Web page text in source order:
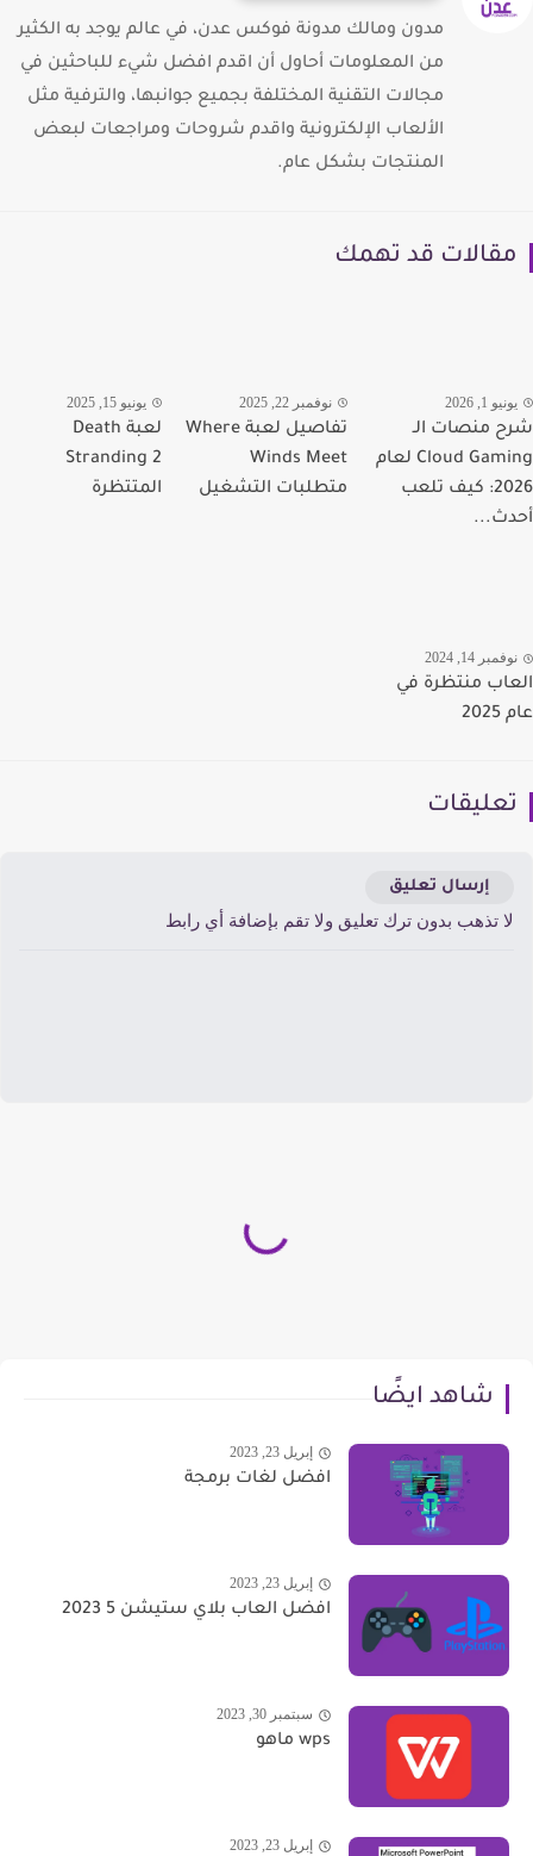
مدون ومالك مدونة فوكس عدن، في عالم يوجد به الكثير
من المعلومات أحاول أن اقدم افضل شيء للباحثين في
مجالات التقنية المختلفة بجميع جوانبها، والترفية مثل
الألعاب الإلكترونية واقدم شروحات ومراجعات لبعض
المنتجات بشكل عام.
قد تهمك
1, 2026
منصات الـ
Cloud Gaming لعام
2026: كيف تلعب
نوفمبر 22, 2025
تفاصيل لعبة Where
Winds Meet
متطلبات التشغيل
يونيو 15, 2025
لعبة Death
Stranding 2
المتتظرة
14, 2024
منتظرة في
إرسال تعليق
تذهب بدون ترك تعليق ولا تقم بإضافة أي رابط
شاهد ايضًا
إبريل 23, 2023
افضل لغات برمجة
إبريل 23, 2023
افضل العاب بلاي ستيشن 5 2023
سبتمبر 30, 2023
wps ماهو
إبريل 23, 2023